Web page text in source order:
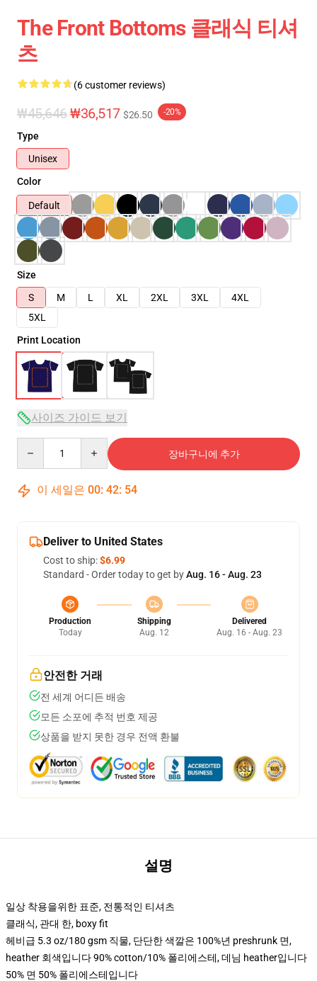
The Front Bottoms 클래식 티셔
츠
(6 customer reviews)
₩45,646₩36,517 $26.50 -20%
Type
Unisex
Color
Default
Size
S
M L XL 2XL 3XL
4XL
5XL
Print Location
사이즈 가이드 보기
장바구니에 추가
이 세일은 00: 42: 54
Deliver to United States
Cost to ship:$6.99
Standard - Order today to get byAug. 16 - Aug. 23
Production
Today
Shipping
Aug. 12
Delivered
Aug. 16 - Aug. 23
안전한 거래
전 세계 어디든 배송
모든 소포에 추적 번호 제공
상품을 받지 못한 경우 전액 환불
설명
일상 착용을위한 표준, 전통적인 티셔츠
클래식, 관대 한, boxy fit
헤비급 5.3 oz/180 gsm 직물, 단단한 색깔은 100%년 preshrunk 면,
heather 회색입니다 90% cotton/10% 폴리에스테, 데님 heather입니다
50% 면 50% 폴리에스테입니다